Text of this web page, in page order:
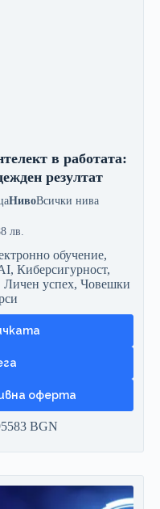
в работата:
резултат
НивоВсички нива
лв.
обучение,
, Киберсигурност,
Личен успех, Човешки
оферта
BGN